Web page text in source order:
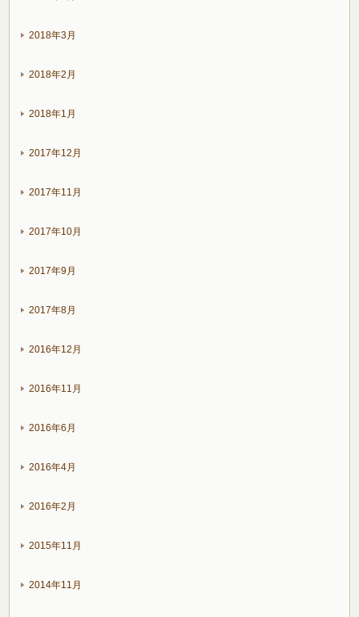
2018年3月
2018年2月
2018年1月
2017年12月
2017年11月
2017年10月
2017年9月
2017年8月
2016年12月
2016年11月
2016年6月
2016年4月
2016年2月
2015年11月
2014年11月